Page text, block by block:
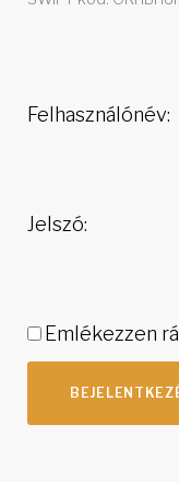
Felhasználónév:
Jelszó:
Emlékezzen